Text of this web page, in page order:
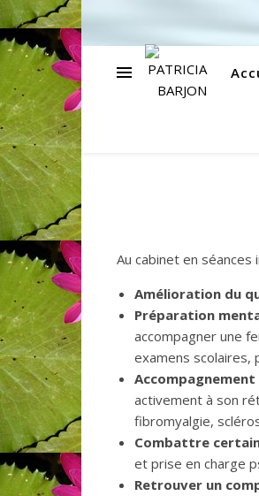
Au cabinet en
Amélioration du
Préparation
accompagner une
examens scolaires,
activement à son
fibromyalgie,
Combattre
et prise en charge
Retrouver un